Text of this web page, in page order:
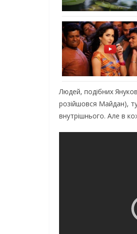
Людей, подібних
розійшовся Майдан),
внутрішнього. Але в